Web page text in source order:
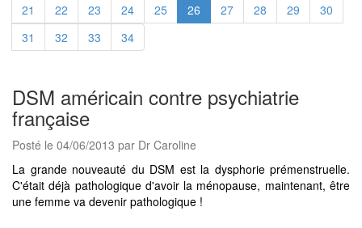
21
22 23 24 25 26 27 28 29
30
31
32 33 34
DSM américain contre psychiatrie
française
Posté le 04/06/2013 par Dr Caroline
La grande nouveauté du DSM est la dysphorie prémenstruelle.
C'était déjà pathologique d'avoir la ménopause, maintenant, être
une femme va devenir pathologique !